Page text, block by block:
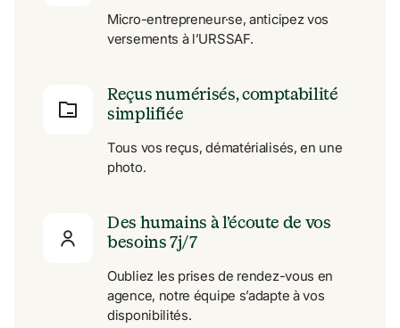
Micro-entrepreneur·se, anticipez vos
versements à l’URSSAF.
Reçus numérisés, comptabilité
simplifiée
Tous vos reçus, dématérialisés, en une
photo.
Des humains à l’écoute de vos
besoins 7j/7
Oubliez les prises de rendez-vous en
agence, notre équipe s’adapte à vos
disponibilités.